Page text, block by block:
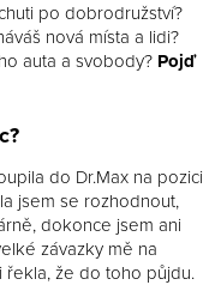
po dobrodružství?
nová místa a lidi?
auta a svobody? Pojď
do Dr.Max na pozici
jsem se rozhodnout,
dokonce jsem ani
závazky mě na
řekla, že do toho půjdu.